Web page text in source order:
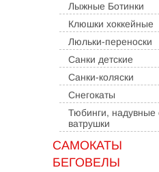
Лыжные Ботинки
Клюшки хоккейные
Люльки-переноски
Санки детские
Санки-коляски
Снегокаты
Тюбинги, надувные
ватрушки
САМОКАТЫ
БЕГОВЕЛЫ